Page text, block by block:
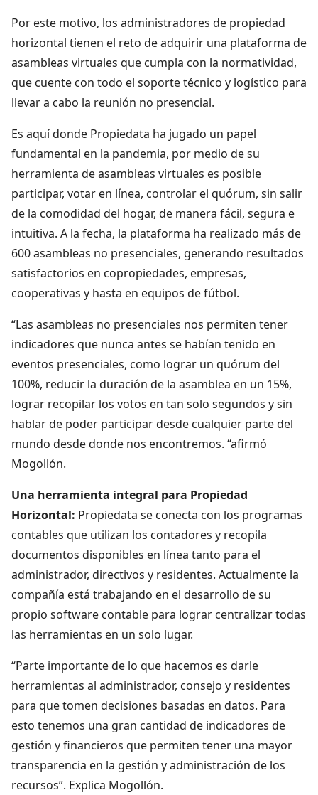
Por este motivo, los administradores de propiedad
horizontal tienen el reto de adquirir una plataforma de
asambleas virtuales que cumpla con la normatividad,
que cuente con todo el soporte técnico y logístico para
llevar a cabo la reunión no presencial.
Es aquí donde Propiedata ha jugado un papel
fundamental en la pandemia, por medio de su
herramienta de asambleas virtuales es posible
participar, votar en línea, controlar el quórum, sin salir
de la comodidad del hogar, de manera fácil, segura e
intuitiva. A la fecha, la plataforma ha realizado más de
600 asambleas no presenciales, generando resultados
satisfactorios en copropiedades, empresas,
cooperativas y hasta en equipos de fútbol.
“Las asambleas no presenciales nos permiten tener
indicadores que nunca antes se habían tenido en
eventos presenciales, como lograr un quórum del
100%, reducir la duración de la asamblea en un 15%,
lograr recopilar los votos en tan solo segundos y sin
hablar de poder participar desde cualquier parte del
mundo desde donde nos encontremos. “afirmó
Mogollón.
Una herramienta integral para Propiedad
Horizontal: Propiedata se conecta con los programas
contables que utilizan los contadores y recopila
documentos disponibles en línea tanto para el
administrador, directivos y residentes. Actualmente la
compañía está trabajando en el desarrollo de su
propio software contable para lograr centralizar todas
las herramientas en un solo lugar.
“Parte importante de lo que hacemos es darle
herramientas al administrador, consejo y residentes
para que tomen decisiones basadas en datos. Para
esto tenemos una gran cantidad de indicadores de
gestión y financieros que permiten tener una mayor
transparencia en la gestión y administración de los
recursos”. Explica Mogollón.